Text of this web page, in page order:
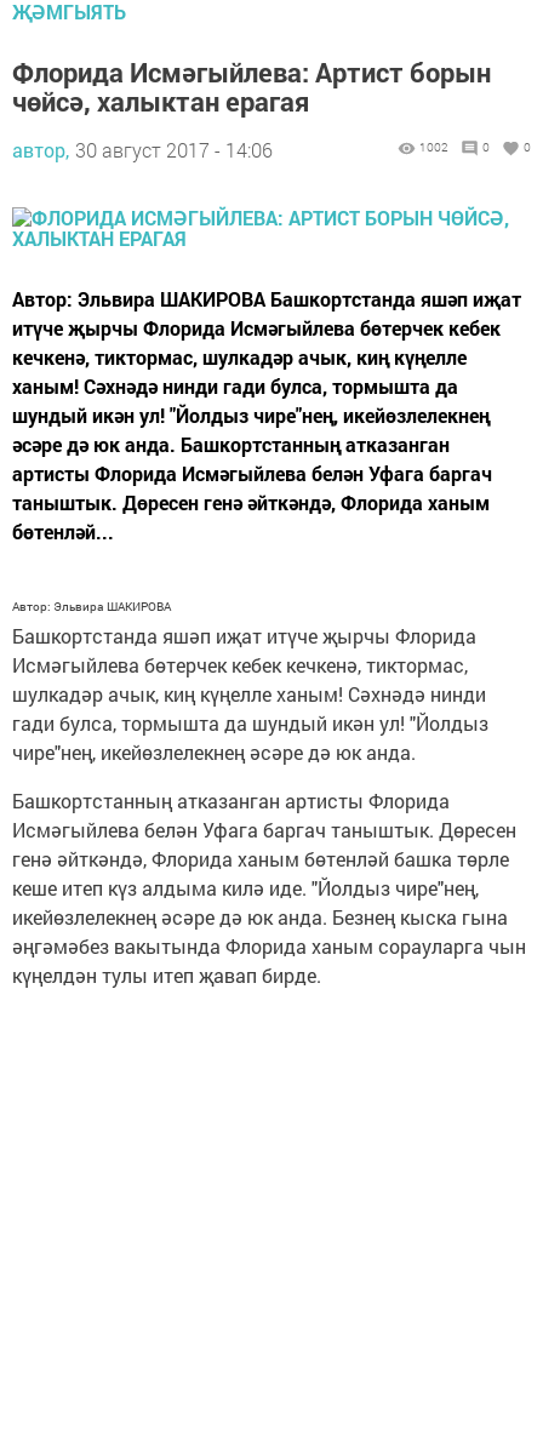
ҖӘМГЫЯТЬ
Флорида Исмәгыйлева: Артист борын
чөйсә, халыктан ерагая
автор, 30 август 2017 - 14:06 1002 0 0
Автор: Эльвира ШАКИРОВА Башкортстанда яшәп иҗат
итүче җырчы Флорида Исмәгыйлева бөтерчек кебек
кечкенә, тиктормас, шулкадәр ачык, киң күңелле
ханым! Сәхнәдә нинди гади булса, тормышта да
шундый икән ул! "Йолдыз чире"нең, икейөзлелекнең
әсәре дә юк анда. Башкортстанның атказанган
артисты Флорида Исмәгыйлева белән Уфага баргач
таныштык. Дөресен генә әйткәндә, Флорида ханым
бөтенләй...
Автор: Эльвира ШАКИРОВА
Башкортстанда яшәп иҗат итүче җырчы Флорида
Исмәгыйлева бөтерчек кебек кечкенә, тиктормас,
шулкадәр ачык, киң күңелле ханым! Сәхнәдә нинди
гади булса, тормышта да шундый икән ул! "Йолдыз
чире"нең, икейөзлелекнең әсәре дә юк анда.
Башкортстанның атказанган артисты Флорида
Исмәгыйлева белән Уфага баргач таныштык. Дөресен
генә әйткәндә, Флорида ханым бөтенләй башка төрле
кеше итеп күз алдыма килә иде. "Йолдыз чире"нең,
икейөзлелекнең әсәре дә юк анда. Безнең кыска гына
әңгәмәбез вакытында Флорида ханым сорауларга чын
күңелдән тулы итеп җавап бирде.